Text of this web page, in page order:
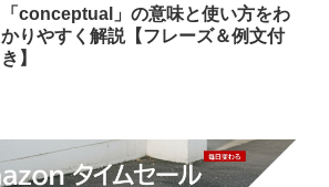
「conceptual」の意味と使い方をわ
かりやすく解説【フレーズ＆例文付
き】